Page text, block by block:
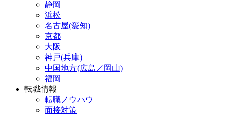
静岡
浜松
名古屋(愛知)
京都
大阪
神戸(兵庫)
中国地方(広島／岡山)
福岡
転職情報
転職ノウハウ
面接対策